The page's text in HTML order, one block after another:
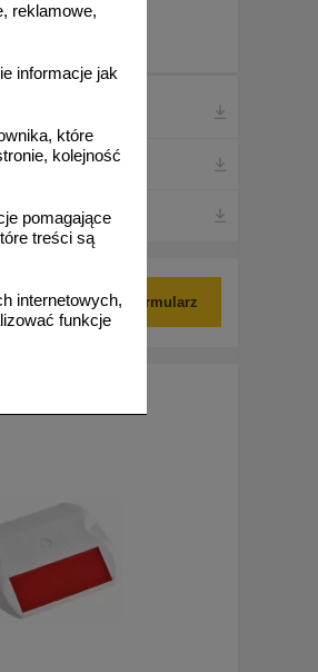
reklamowe,
informacje jak
które
kolejność
pomagające
treści są
internetowych,
funkcje
Pokaż formularz